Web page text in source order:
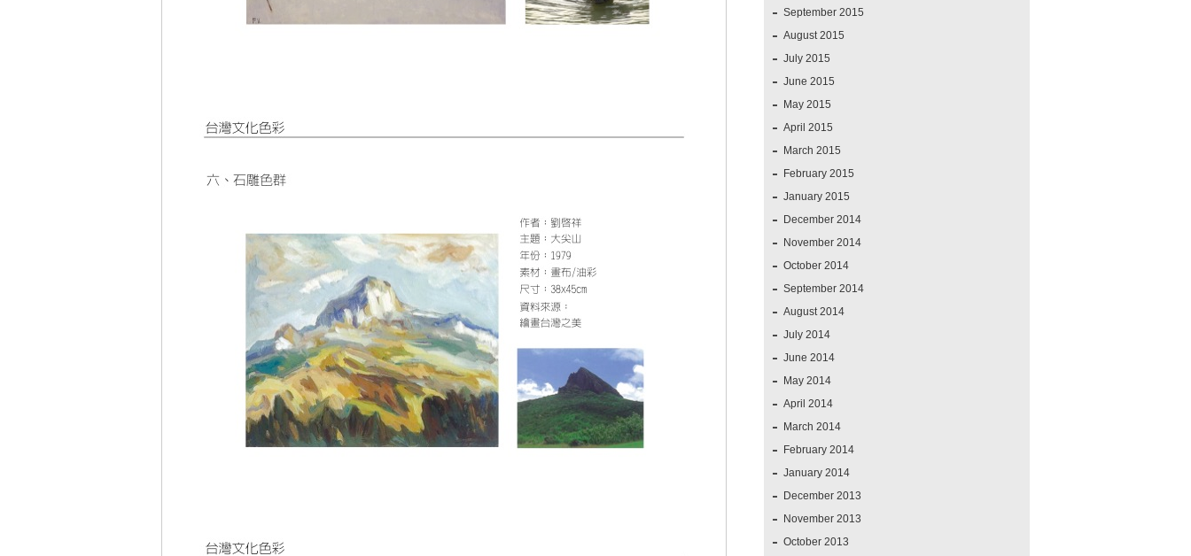
September 2015
August 2015
July 2015
June 2015
May 2015
April 2015
March 2015
February 2015
January 2015
December 2014
November 2014
October 2014
September 2014
August 2014
July 2014
June 2014
May 2014
April 2014
March 2014
February 2014
January 2014
December 2013
November 2013
October 2013